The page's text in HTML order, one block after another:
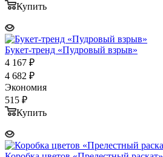
Купить
Букет-тренд «Пудровый взрыв»
4 167 ₽
4 682 ₽
Экономия
515 ₽
Купить